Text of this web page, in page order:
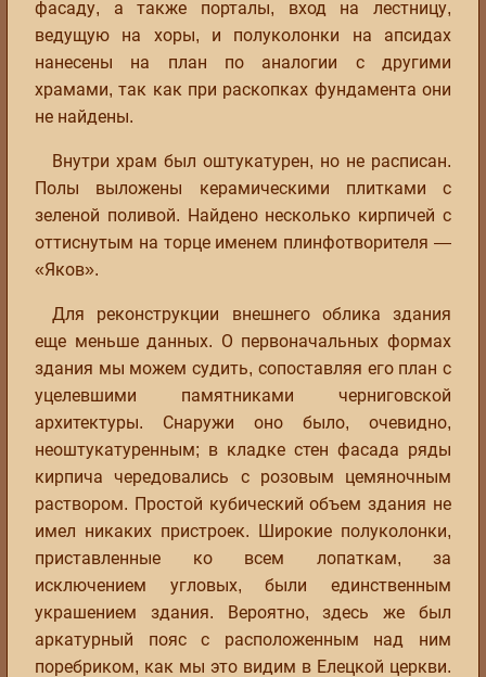
фасаду, а также порталы, вход на лестницу,
ведущую на хоры, и полуколонки на апсидах
нанесены на план по аналогии с другими
храмами, так как при раскопках фундамента они
не найдены.
Внутри храм был оштукатурен, но не расписан.
Полы выложены керамическими плитками с
зеленой поливой. Найдено несколько кирпичей с
оттиснутым на торце именем плинфотворителя —
«Яков».
Для реконструкции внешнего облика здания
еще меньше данных. О первоначальных формах
здания мы можем судить, сопоставляя его план с
уцелевшими памятниками черниговской
архитектуры. Снаружи оно было, очевидно,
неоштукатуренным; в кладке стен фасада ряды
кирпича чередовались с розовым цемяночным
раствором. Простой кубический объем здания не
имел никаких пристроек. Широкие полуколонки,
приставленные ко всем лопаткам, за
исключением угловых, были единственным
украшением здания. Вероятно, здесь же был
аркатурный пояс с расположенным над ним
поребриком, как мы это видим в Елецкой церкви.